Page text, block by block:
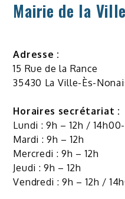
Mairie de la
Adresse :
15 Rue de la Rance
35430 La Ville-Ès-
Horaires secrétariat :
Lundi : 9h – 12h / 14h00-
Mardi : 9h – 12h
Mercredi : 9h – 12h
Jeudi : 9h – 12h
Vendredi : 9h – 12h /